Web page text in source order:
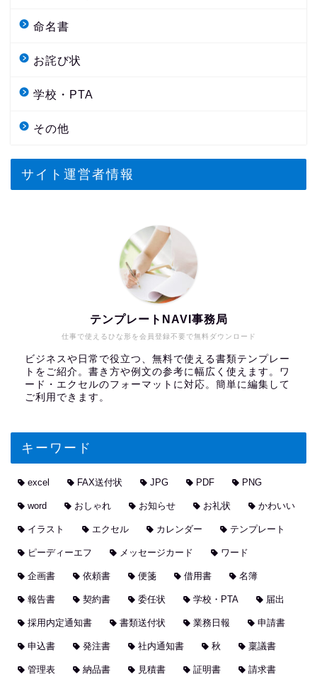
命名書
お詫び状
学校・PTA
その他
サイト運営者情報
仕事で使えるひな形を会員登録不要で無料ダウンロード
テンプレートNAVI事務局
ビジネスや日常で役立つ、無料で使える書類テンプレー
トをご紹介。書き方や例文の参考に幅広く使えます。ワ
ード・エクセルのフォーマットに対応。簡単に編集して
ご利用できます。
キーワード
excel FAX送付状 JPG PDF PNG
word おしゃれ お知らせ お礼状 かわいい
イラスト エクセル カレンダー テンプレート
ピーディーエフ メッセージカード ワード
企画書 依頼書 便箋 借用書 名簿
報告書 契約書 委任状 学校・PTA 届出
採用内定通知書 書類送付状 業務日報 申請書
申込書 発注書 社内通知書 秋 稟議書
管理表 納品書 見積書 証明書 請求書